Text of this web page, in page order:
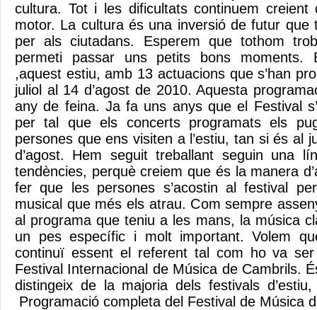
cultura. Tot i les dificultats continuem
motor. La cultura és una inversió de futur que
per als ciutadans. Esperem que tothom
permeti passar uns petits bons moments.
,aquest estiu, amb 13 actuacions que s’han
juliol al 14 d’agost de 2010. Aquesta
any de feina. Ja fa uns anys que el Festival
per tal que els concerts programats els
persones que ens visiten a l’estiu, tan si és al
d’agost. Hem seguit treballant seguin una
tendències, perquè creiem que és la manera
fer que les persones s’acostin al festival
musical que més els atrau. Com sempre
al programa que teniu a les mans, la música
un pes específic i molt important. Volem
continuï essent el referent tal com ho va
Festival Internacional de Música de Cambrils.
distingeix de la majoria dels festivals
Programació completa del Festival de